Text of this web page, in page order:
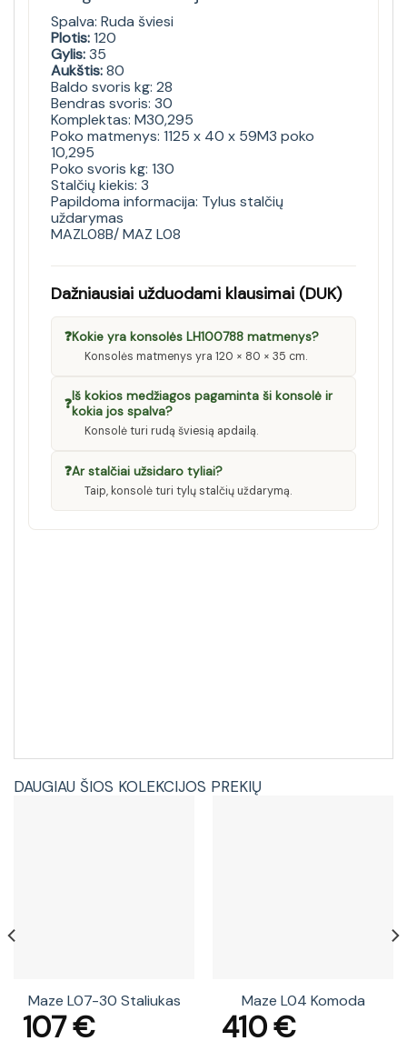
Spalva: Ruda šviesi
Plotis:120
Gylis:35
Aukštis:80
Baldo svoris kg: 28
Bendras svoris: 30
Komplektas: M30,295
Poko matmenys: 1125 x 40 x 59M3 poko
10,295
Poko svoris kg: 130
Stalčių kiekis: 3
Papildoma informacija: Tylus stalčių
uždarymas
MAZL08B/ MAZ L08
Dažniausiai užduodami klausimai (DUK)
❓Kokie yra konsolės LH100788 matmenys?
Konsolės matmenys yra 120 × 80 × 35 cm.
❓Iš kokios medžiagos pagaminta ši konsolė ir
kokia jos spalva?
Konsolė turi rudą šviesią apdailą.
❓Ar stalčiai užsidaro tyliai?
Taip, konsolė turi tylų stalčių uždarymą.
DAUGIAU ŠIOS KOLEKCIJOS PREKIŲ
Maze L07-30 Staliukas
107€
Maze L04 Komoda
410€